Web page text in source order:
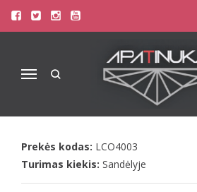
Navigacija
Pagrindinis
Apatinis Trikotažas Moterims
Seksualūs Moteriški Apatiniai
LIVCO SEKSUALIOS
KOJINĖS MIRATA
Prekės kodas: LCO4003
Turimas kiekis: Sandėlyje